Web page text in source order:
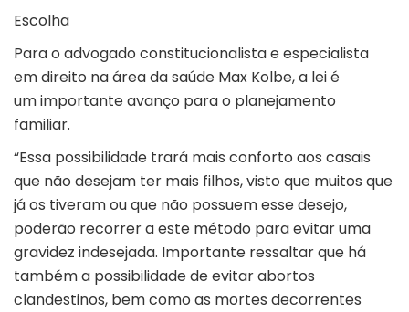
Escolha
Para o advogado constitucionalista e especialista
em direito na área da saúde Max Kolbe, a lei é
um importante avanço para o planejamento
familiar.
“Essa possibilidade trará mais conforto aos casais
que não desejam ter mais filhos, visto que muitos que
já os tiveram ou que não possuem esse desejo,
poderão recorrer a este método para evitar uma
gravidez indesejada. Importante ressaltar que há
também a possibilidade de evitar abortos
clandestinos, bem como as mortes decorrentes